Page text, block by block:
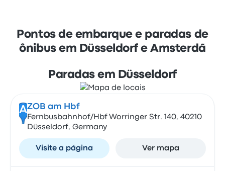
Pontos de embarque e paradas de
ônibus em Düsseldorf e Amsterdã
Paradas em Düsseldorf
AZOB am Hbf
Fernbusbahnhof/Hbf Worringer Str. 140, 40210
Düsseldorf, Germany
Visite a página Ver mapa